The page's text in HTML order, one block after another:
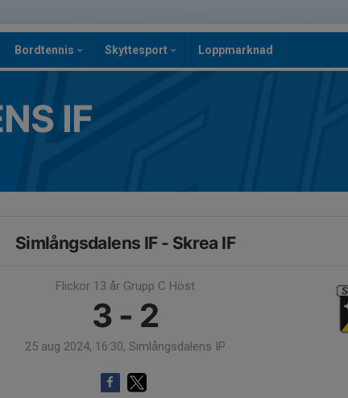
Bordtennis Skyttesport Loppmarknad
IF
Simlångsdalens IF - Skrea IF
Flickor 13 år Grupp C Höst
3 - 2
25 aug 2024, 16:30, Simlångsdalens IP